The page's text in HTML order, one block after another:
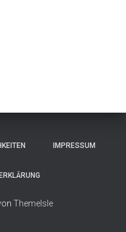
IMPRESSUM
ThemeIsle